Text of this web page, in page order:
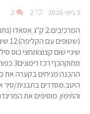
3 ביוני 2026 2
2
שיניי שום קצוצותחצי כוס
ההכנה:מניחים בקערה את
היטב.מסדרים בתבנית/
והתימין. מוסיפים את